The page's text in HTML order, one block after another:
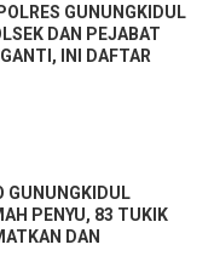
GUNUNGKIDUL
DAN PEJABAT
INI DAFTAR
GUNUNGKIDUL
PENYU, 83 TUKIK
DAN